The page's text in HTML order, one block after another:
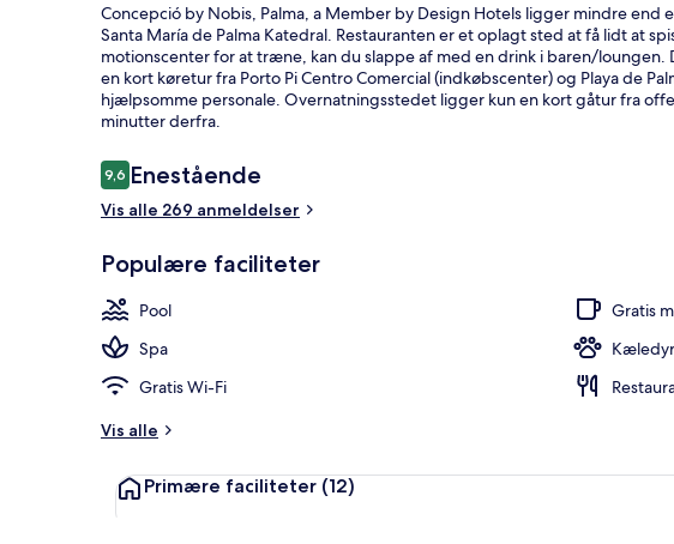
Concepció by Nobis, Palma, a Member by Design Hotels ligger mindre end
Santa María de Palma Katedral. Restauranten er et oplagt sted at få lidt at
motionscenter for at træne, kan du slappe af med en drink i baren/
en kort køretur fra Porto Pi Centro Comercial (indkøbscenter) og Playa de
hjælpsomme personale. Overnatningsstedet ligger kun en kort gåtur fra
minutter derfra.
Anmeldelser
9,69,6 ud af 10.
Enestående
Vis alle 269 anmeldelser
Populære faciliteter
Pool
Gratis
Spa
Gratis Wi-Fi
Vis alle
Primære faciliteter (12)